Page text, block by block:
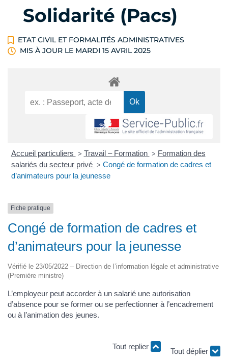
Solidarité (Pacs)
ETAT CIVIL ET FORMALITÉS ADMINISTRATIVES
MIS À JOUR LE MARDI 15 AVRIL 2025
Accueil particuliers > Travail – Formation > Formation des
salariés du secteur privé > Congé de formation de cadres et
d’animateurs pour la jeunesse
Fiche pratique
Congé de formation de cadres et
d’animateurs pour la jeunesse
Vérifié le 23/05/2022 – Direction de l’information légale et administrative
(Première ministre)
L’employeur peut accorder à un salarié une autorisation
d’absence pour se former ou se perfectionner à l’encadrement
ou à l’animation des jeunes.
Tout replier
Tout déplier